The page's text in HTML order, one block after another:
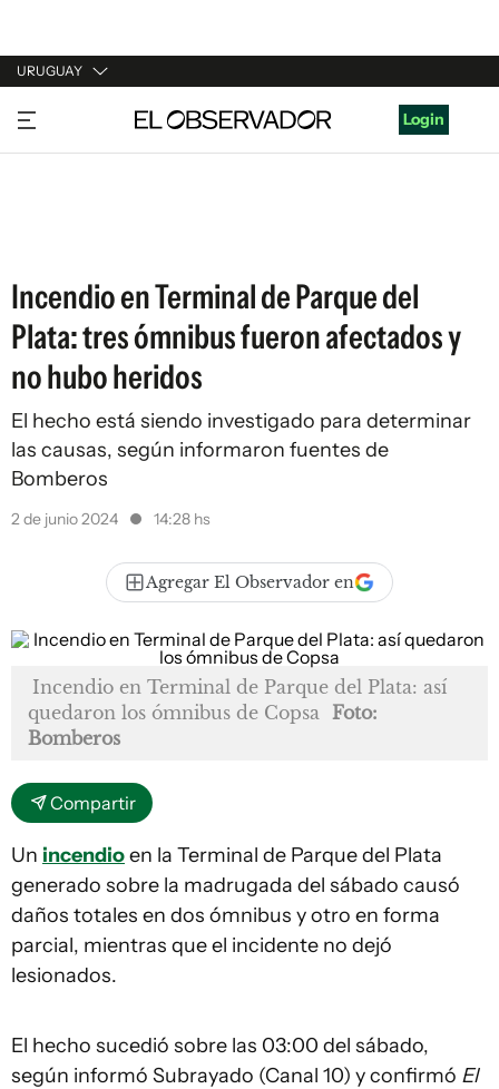
URUGUAY
URUGUAY
ARGENTINA
Login
Incendio en Terminal de Parque del
Plata: tres ómnibus fueron afectados y
no hubo heridos
El hecho está siendo investigado para determinar
las causas, según informaron fuentes de
Bomberos
2 de junio 2024 14:28 hs
Agregar El Observador en
Incendio en Terminal de Parque del Plata: así
quedaron los ómnibus de Copsa Foto:
Bomberos
Compartir
Un incendioen la Terminal de Parque del Plata
generado sobre la madrugada del sábado causó
daños totales en dos ómnibus y otro en forma
parcial, mientras que el incidente no dejó
lesionados.
El hecho sucedió sobre las 03:00 del sábado,
según informó Subrayado (Canal 10) y confirmó El